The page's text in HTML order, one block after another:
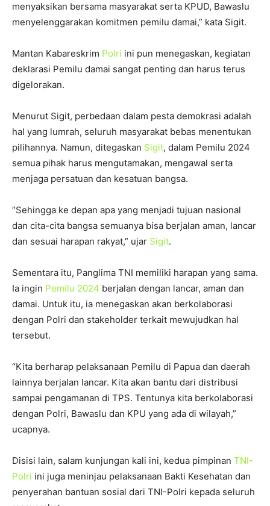
menyaksikan bersama masyarakat serta KPUD, Bawaslu
menyelenggarakan komitmen pemilu damai,” kata Sigit.
Mantan Kabareskrim Polri ini pun menegaskan, kegiatan
deklarasi Pemilu damai sangat penting dan harus terus
digelorakan.
Menurut Sigit, perbedaan dalam pesta demokrasi adalah
hal yang lumrah, seluruh masyarakat bebas menentukan
pilihannya. Namun, ditegaskan Sigit, dalam Pemilu 2024
semua pihak harus mengutamakan, mengawal serta
menjaga persatuan dan kesatuan bangsa.
“Sehingga ke depan apa yang menjadi tujuan nasional
dan cita-cita bangsa semuanya bisa berjalan aman, lancar
dan sesuai harapan rakyat,” ujar Sigit.
Sementara itu, Panglima TNI memiliki harapan yang sama.
Ia ingin Pemilu 2024 berjalan dengan lancar, aman dan
damai. Untuk itu, ia menegaskan akan berkolaborasi
dengan Polri dan stakeholder terkait mewujudkan hal
tersebut.
“Kita berharap pelaksanaan Pemilu di Papua dan daerah
lainnya berjalan lancar. Kita akan bantu dari distribusi
sampai pengamanan di TPS. Tentunya kita berkolaborasi
dengan Polri, Bawaslu dan KPU yang ada di wilayah,”
ucapnya.
Disisi lain, salam kunjungan kali ini, kedua pimpinan TNI-
Polri ini juga meninjau pelaksanaan Bakti Kesehatan dan
penyerahan bantuan sosial dari TNI-Polri kepada seluruh